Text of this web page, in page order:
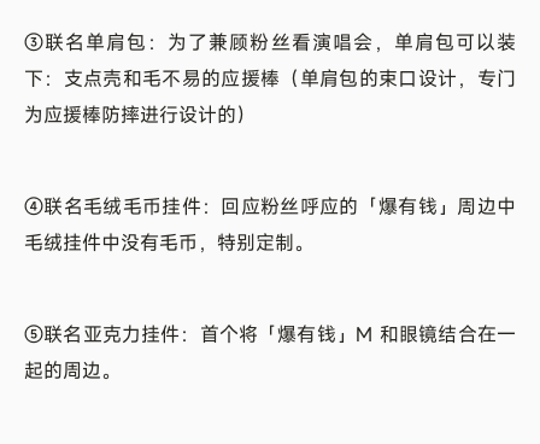
③联名单肩包：为了兼顾粉丝看演唱会，单肩包可以装
下：支点壳和毛不易的应援棒（单肩包的束口设计，专门
为应援棒防摔进行设计的）
④联名毛绒毛币挂件：回应粉丝呼应的「爆有钱」周边中
毛绒挂件中没有毛币，特别定制。
⑤联名亚克力挂件：首个将「爆有钱」M 和眼镜结合在一
起的周边。